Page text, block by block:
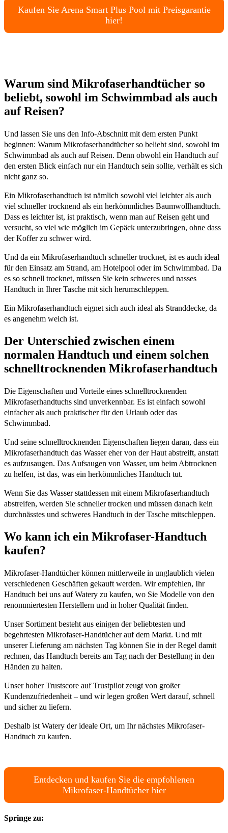
Kaufen Sie Arena Smart Plus Pool mit Preisgarantie
hier!
Warum sind Mikrofaserhandtücher so
beliebt, sowohl im Schwimmbad als auch
auf Reisen?
Und lassen Sie uns den Info-Abschnitt mit dem ersten Punkt
beginnen: Warum Mikrofaserhandtücher so beliebt sind, sowohl im
Schwimmbad als auch auf Reisen. Denn obwohl ein Handtuch auf
den ersten Blick einfach nur ein Handtuch sein sollte, verhält es sich
nicht ganz so.
Ein Mikrofaserhandtuch ist nämlich sowohl viel leichter als auch
viel schneller trocknend als ein herkömmliches Baumwollhandtuch.
Dass es leichter ist, ist praktisch, wenn man auf Reisen geht und
versucht, so viel wie möglich im Gepäck unterzubringen, ohne dass
der Koffer zu schwer wird.
Und da ein Mikrofaserhandtuch schneller trocknet, ist es auch ideal
für den Einsatz am Strand, am Hotelpool oder im Schwimmbad. Da
es so schnell trocknet, müssen Sie kein schweres und nasses
Handtuch in Ihrer Tasche mit sich herumschleppen.
Ein Mikrofaserhandtuch eignet sich auch ideal als Stranddecke, da
es angenehm weich ist.
Der Unterschied zwischen einem
normalen Handtuch und einem solchen
schnelltrocknenden Mikrofaserhandtuch
Die Eigenschaften und Vorteile eines schnelltrocknenden
Mikrofaserhandtuchs sind unverkennbar. Es ist einfach sowohl
einfacher als auch praktischer für den Urlaub oder das
Schwimmbad.
Und seine schnelltrocknenden Eigenschaften liegen daran, dass ein
Mikrofaserhandtuch das Wasser eher von der Haut abstreift, anstatt
es aufzusaugen. Das Aufsaugen von Wasser, um beim Abtrocknen
zu helfen, ist das, was ein herkömmliches Handtuch tut.
Wenn Sie das Wasser stattdessen mit einem Mikrofaserhandtuch
abstreifen, werden Sie schneller trocken und müssen danach kein
durchnässtes und schweres Handtuch in der Tasche mitschleppen.
Wo kann ich ein Mikrofaser-Handtuch
kaufen?
Mikrofaser-Handtücher können mittlerweile in unglaublich vielen
verschiedenen Geschäften gekauft werden. Wir empfehlen, Ihr
Handtuch bei uns auf Watery zu kaufen, wo Sie Modelle von den
renommiertesten Herstellern und in hoher Qualität finden.
Unser Sortiment besteht aus einigen der beliebtesten und
begehrtesten Mikrofaser-Handtücher auf dem Markt. Und mit
unserer Lieferung am nächsten Tag können Sie in der Regel damit
rechnen, das Handtuch bereits am Tag nach der Bestellung in den
Händen zu halten.
Unser hoher Trustscore auf Trustpilot zeugt von großer
Kundenzufriedenheit – und wir legen großen Wert darauf, schnell
und sicher zu liefern.
Deshalb ist Watery der ideale Ort, um Ihr nächstes Mikrofaser-
Handtuch zu kaufen.
Entdecken und kaufen Sie die empfohlenen
Mikrofaser-Handtücher hier
Springe zu: